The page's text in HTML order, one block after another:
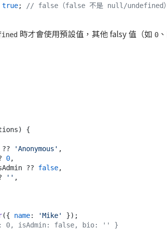
true; // false（false 不是 null/undefined）
時才會使用預設值，其他 falsy 值（如 0 、
) {
?? 'Anonymous' ,
0,
?? false,
'' ,
({ name: 'Mike'
0, isAdmin: false, bio: '' }